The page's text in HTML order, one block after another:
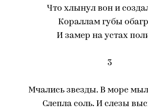
Что хлынул вон и
Кораллам губы
И замер на устах
3
Мчались звезды. В море
Слепла соль. И слезы